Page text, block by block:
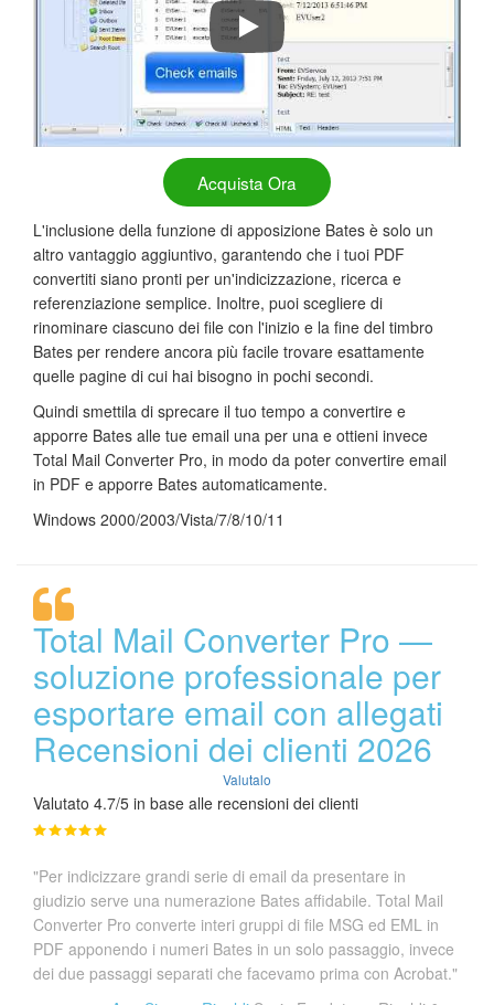
Come Convertire PST con Total
Acquista Ora
L'inclusione della funzione di apposizione Bates è solo un
altro vantaggio aggiuntivo, garantendo che i tuoi PDF
convertiti siano pronti per un'indicizzazione, ricerca e
referenziazione semplice. Inoltre, puoi scegliere di
rinominare ciascuno dei file con l'inizio e la fine del timbro
Bates per rendere ancora più facile trovare esattamente
quelle pagine di cui hai bisogno in pochi secondi.
Quindi smettila di sprecare il tuo tempo a convertire e
apporre Bates alle tue email una per una e ottieni invece
Total Mail Converter Pro, in modo da poter convertire email
in PDF e apporre Bates automaticamente.
Windows 2000/2003/Vista/7/8/10/11
Total Mail Converter Pro —
soluzione professionale per
esportare email con allegati
Recensioni dei clienti 2026
Valutalo
Valutato 4.7/5 in base alle recensioni dei clienti
"Per indicizzare grandi serie di email da presentare in
giudizio serve una numerazione Bates affidabile. Total Mail
Converter Pro converte interi gruppi di file MSG ed EML in
PDF apponendo i numeri Bates in un solo passaggio, invece
dei due passaggi separati che facevamo prima con Acrobat."